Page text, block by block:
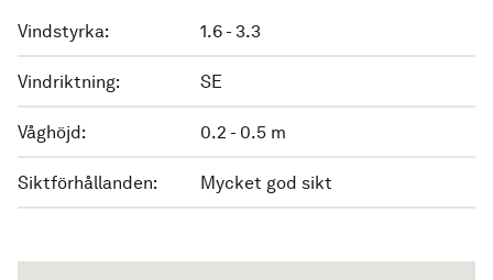
Vindstyrka: 1.6 - 3.3
Vindriktning: SE
Våghöjd: 0.2 - 0.5 m
Siktförhållanden: Mycket god sikt